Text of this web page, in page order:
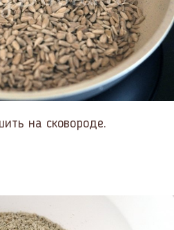
на сковороде.